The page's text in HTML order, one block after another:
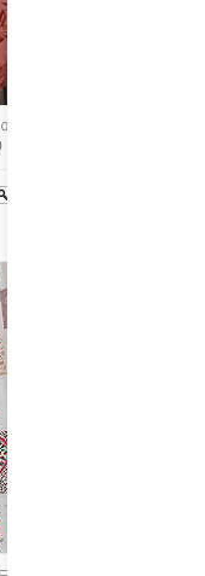
스(소)-핑크